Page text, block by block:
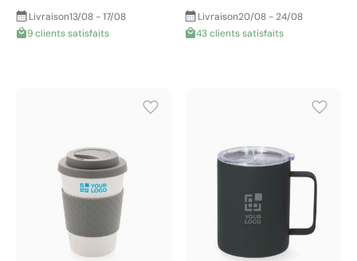
Livraison13/08 - 17/08
9 clients satisfaits
Livraison20/08 - 24/08
43 clients satisfaits